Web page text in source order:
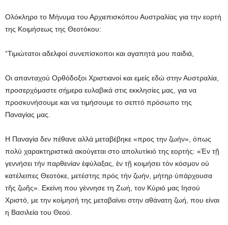
Ολόκληρο το Μήνυμα του Αρχιεπισκόπου Αυστραλίας για την εορτή
της Κοιμήσεως της Θεοτόκου:
“Τιμιώτατοι αδελφοί συνεπίσκοποι και αγαπητά μου παιδιά,
Οι απανταχού Ορθόδοξοι Χριστιανοί και εμείς εδώ στην Αυστραλία,
προσερχόμαστε σήμερα ευλαβικά στις εκκλησίες μας, για να
προσκυνήσουμε και να τιμήσουμε το σεπτό πρόσωπο της
Παναγίας μας.
Η Παναγία δεν πέθανε αλλά μεταβέβηκε «προς την ζωήν», όπως
πολύ χαρακτηριστικά ακούγεται στο απολυτίκιό της εορτής: «Ἐν τῇ
γεννήσει τήν παρθενίαν ἐφύλαξας, ἐν τῇ κοιμήσει τόν κόσμον οὐ
κατέλειπες Θεοτόκε, μετέστης πρός τήν ζωήν, μήτηρ ὑπάρχουσα
τῆς ζωῆς». Εκείνη που γέννησε τη Ζωή, τον Κύριό μας Ιησού
Χριστό, με την κοίμησή της μεταβαίνει στην αθάνατη ζωή, που είναι
η Βασιλεία του Θεού.